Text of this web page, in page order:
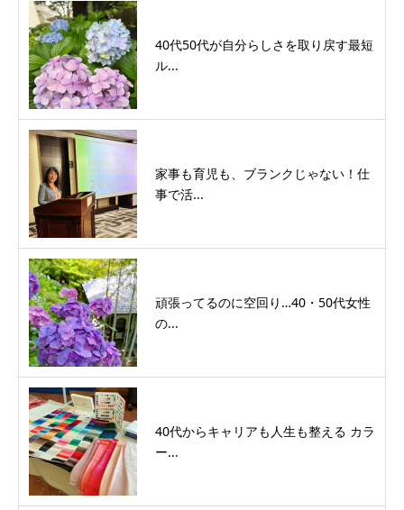
40代50代が自分らしさを取り戻す最短
ル...
家事も育児も、ブランクじゃない！仕
事で活...
頑張ってるのに空回り…40・50代女性
の...
40代からキャリアも人生も整える カラ
ー...